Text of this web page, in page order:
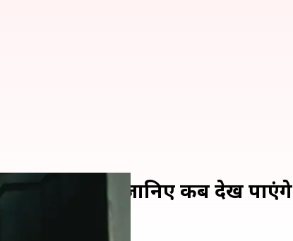
हो रही रिलीज, जानिए कब देख पाएंगे